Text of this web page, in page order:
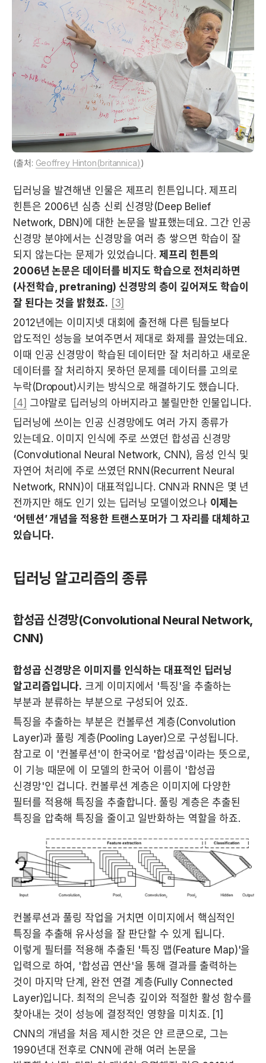
(출처: Geoffrey Hinton(britannica))
딥러닝을 발견해낸 인물은 제프리 힌튼입니다. 제프리
힌튼은 2006년 심층 신뢰 신경망(Deep Belief
Network, DBN)에 대한 논문을 발표했는데요. 그간 인공
신경망 분야에서는 신경망을 여러 층 쌓으면 학습이 잘
되지 않는다는 문제가 있었습니다. 제프리 힌튼의
2006년 논문은 데이터를 비지도 학습으로 전처리하면
(사전학습, pretraning) 신경망의 층이 깊어져도 학습이
잘 된다는 것을 밝혔죠. [3]
2012년에는 이미지넷 대회에 출전해 다른 팀들보다
압도적인 성능을 보여주면서 제대로 화제를 끌었는데요.
이때 인공 신경망이 학습된 데이터만 잘 처리하고 새로운
데이터를 잘 처리하지 못하던 문제를 데이터를 고의로
[4] 그야말로 딥러닝의 아버지라고 불릴만한 인물입니다.
딥러닝에 쓰이는 인공 신경망에도 여러 가지 종류가
있는데요. 이미지 인식에 주로 쓰였던 합성곱 신경망
(Convolutional Neural Network, CNN), 음성 인식 및
자연어 처리에 주로 쓰였던 RNN(Recurrent Neural
Network, RNN)이 대표적입니다. CNN과 RNN은 몇 년
전까지만 해도 인기 있는 딥러닝 모델이었으나 이제는
‘어텐션’ 개념을 적용한 트랜스포머가 그 자리를 대체하고
있습니다.
딥러닝 알고리즘의 종류
합성곱 신경망(Convolutional Neural Network,
CNN)
합성곱 신경망은 이미지를 인식하는 대표적인 딥러닝
알고리즘입니다. 크게 이미지에서 '특징'을 추출하는
부분과 분류하는 부분으로 구성되어 있죠.
특징을 추출하는 부분은 컨볼루션 계층(Convolution
Layer)과 풀링 계층(Pooling Layer)으로 구성됩니다.
참고로 이 '컨볼루션'이 한국어로 '합성곱'이라는 뜻으로,
이 기능 때문에 이 모델의 한국어 이름이 '합성곱
신경망'인 겁니다. 컨볼루션 계층은 이미지에 다양한
필터를 적용해 특징을 추출합니다. 풀링 계층은 추출된
특징을 압축해 특징을 줄이고 일반화하는 역할을 하죠.
컨볼루션과 풀링 작업을 거치면 이미지에서 핵심적인
특징을 추출해 유사성을 잘 판단할 수 있게 됩니다.
이렇게 필터를 적용해 추출된 '특징 맵(Feature Map)'을
입력으로 하여, '합성곱 연산'을 통해 결과를 출력하는
것이 마지막 단계, 완전 연결 계층(Fully Connected
Layer)입니다. 최적의 은닉층 깊이와 적절한 활성 함수를
찾아내는 것이 성능에 결정적인 영향을 미치죠. [1]
CNN의 개념을 처음 제시한 것은 얀 르쿤으로, 그는
1990년대 전후로 CNN에 관해 여러 논문을